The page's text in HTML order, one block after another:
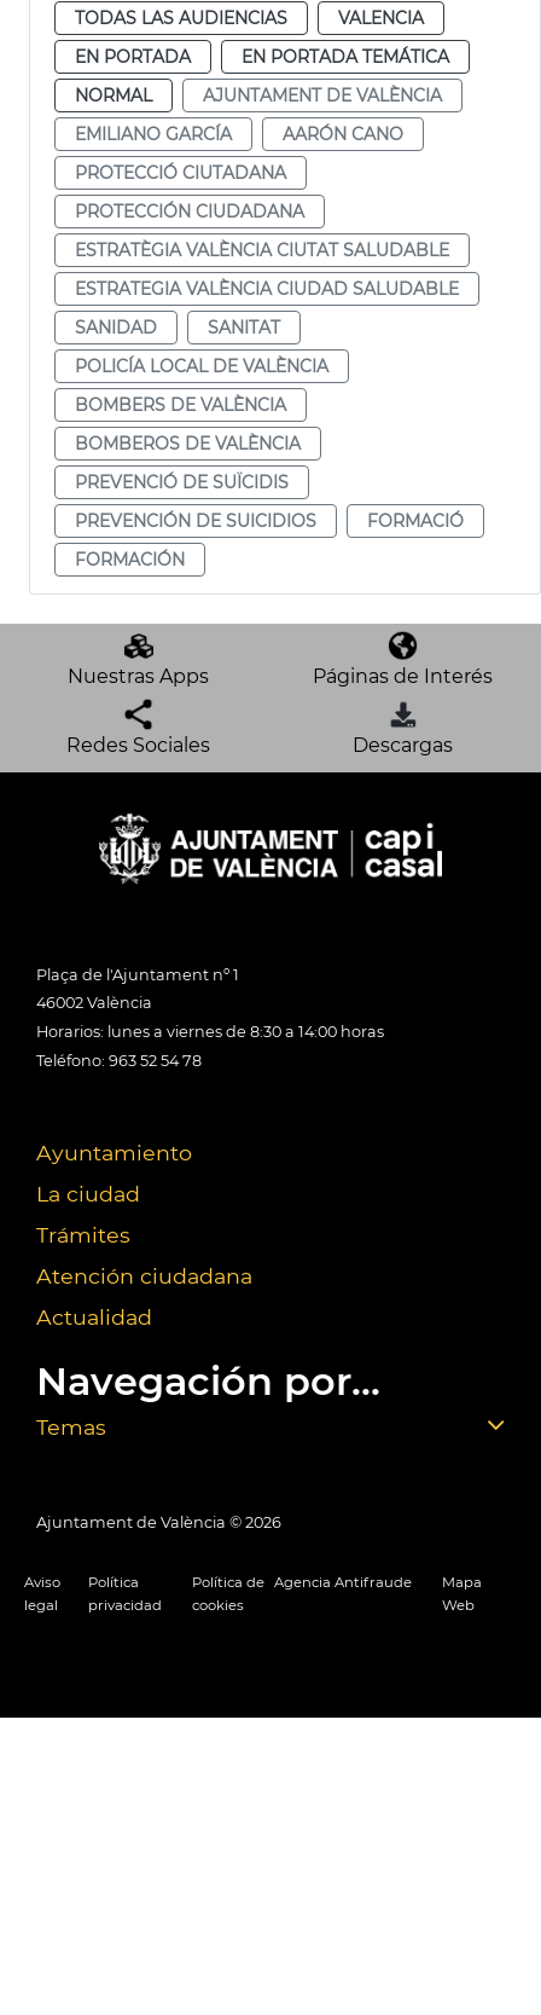
TODAS LAS AUDIENCIAS
VALENCIA
EN PORTADA
EN PORTADA TEMÁTICA
NORMAL
AJUNTAMENT DE VALÈNCIA
EMILIANO GARCÍA
AARÓN CANO
PROTECCIÓ CIUTADANA
PROTECCIÓN CIUDADANA
ESTRATÈGIA VALÈNCIA CIUTAT SALUDABLE
ESTRATEGIA VALÈNCIA CIUDAD SALUDABLE
SANIDAD
SANITAT
POLICÍA LOCAL DE VALÈNCIA
BOMBERS DE VALÈNCIA
BOMBEROS DE VALÈNCIA
PREVENCIÓ DE SUÏCIDIS
PREVENCIÓN DE SUICIDIOS
FORMACIÓ
FORMACIÓN
Nuestras Apps Páginas de Interés
Redes Sociales Descargas
Plaça de l'Ajuntament nº 1
46002 València
Horarios: lunes a viernes de 8:30 a 14:00 horas
Teléfono: 963 52 54 78
Ayuntamiento
La ciudad
Trámites
Atención ciudadana
Actualidad
Navegación por...
Temas
Ajuntament de València © 2026
Aviso
legal
Política
privacidad
Política de
cookies
Agencia Antifraude
Mapa
Web